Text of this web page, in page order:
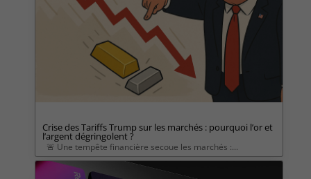
Crise des Tariffs Trump sur les marchés : pourquoi l’or et
l’argent dégringolent ?
🚨 Une tempête financière secoue les marchés :...